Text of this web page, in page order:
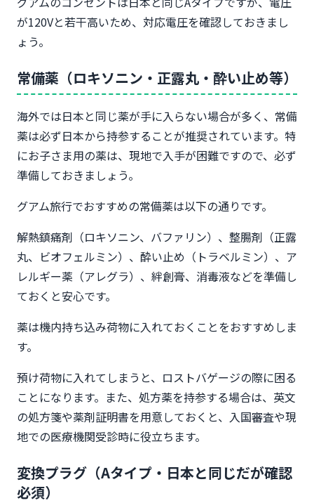
が120Vと若干高いため、対応電圧を確認しておきまし
ょう。
常備薬（ロキソニン・正露丸・酔い止め等）
海外では日本と同じ薬が手に入らない場合が多く、常備
薬は必ず日本から持参することが推奨されています。特
にお子さま用の薬は、現地で入手が困難ですので、必ず
準備しておきましょう。
グアム旅行でおすすめの常備薬は以下の通りです。
解熱鎮痛剤（ロキソニン、バファリン）、整腸剤（正露
丸、ビオフェルミン）、酔い止め（トラベルミン）、ア
レルギー薬（アレグラ）、絆創膏、消毒液などを準備し
ておくと安心です。
薬は機内持ち込み荷物に入れておくことをおすすめしま
す。
預け荷物に入れてしまうと、ロストバゲージの際に困る
ことになります。また、処方薬を持参する場合は、英文
の処方箋や薬剤証明書を用意しておくと、入国審査や現
地での医療機関受診時に役立ちます。
変換プラグ（Aタイプ・日本と同じだが確認
必須）